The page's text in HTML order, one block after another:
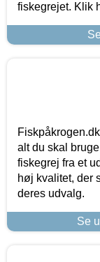
fiskegrejet. Klik
alt du skal
fiskegrej fra et
høj kvalitet, der
deres udvalg.
Se